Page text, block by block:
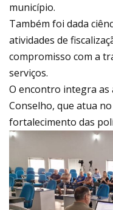
município.
Também foi dada
atividades de
compromisso com a
serviços.
O encontro integra as
Conselho, que atua
fortalecimento das